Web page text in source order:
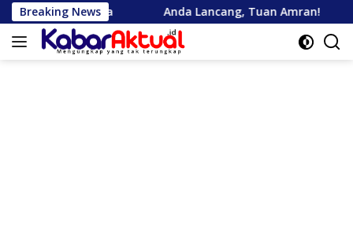
Langsung
ke
konten
Breaking News
Anda Lancang, Tuan Amran! Bank Aceh